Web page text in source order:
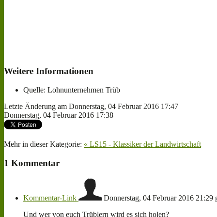
Weitere Informationen
Quelle: Lohnunternehmen Trüb
Letzte Änderung am Donnerstag, 04 Februar 2016 17:47
Donnerstag, 04 Februar 2016 17:38
Mehr in dieser Kategorie: « LS15 - Klassiker der Landwirtschaft
1 Kommentar
Kommentar-Link Donnerstag, 04 Februar 2016 21:29
Und wer von euch Trüblern wird es sich holen?